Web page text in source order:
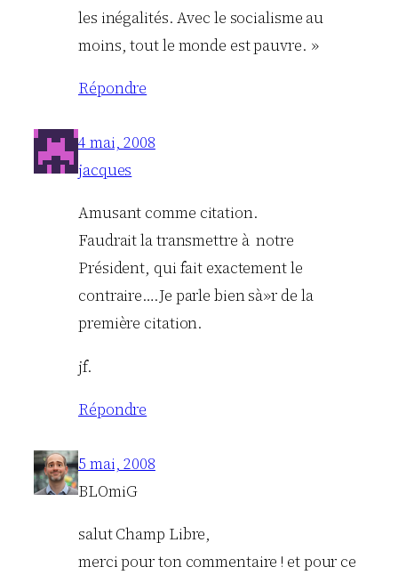
les inégalités. Avec le socialisme au
moins, tout le monde est pauvre. »
Répondre
4 mai, 2008
jacques
Amusant comme citation.
Faudrait la transmettre à notre
Président, qui fait exactement le
contraire….Je parle bien sà»r de la
première citation.
jf.
Répondre
5 mai, 2008
BLOmiG
salut Champ Libre,
merci pour ton commentaire ! et pour ce